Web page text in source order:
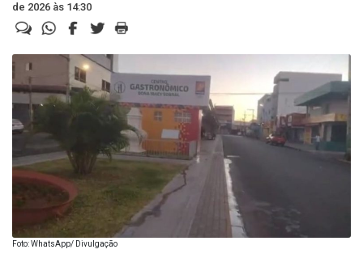
de 2026 às 14:30
Foto: WhatsApp/ Divulgação